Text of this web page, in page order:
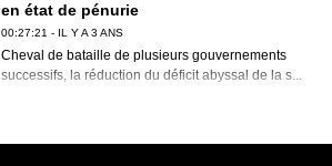
en état de pénurie
00:27:21 - IL Y A 3 ANS
Cheval de bataille de plusieurs gouvernements
successifs, la réduction du déficit abyssal de la s...